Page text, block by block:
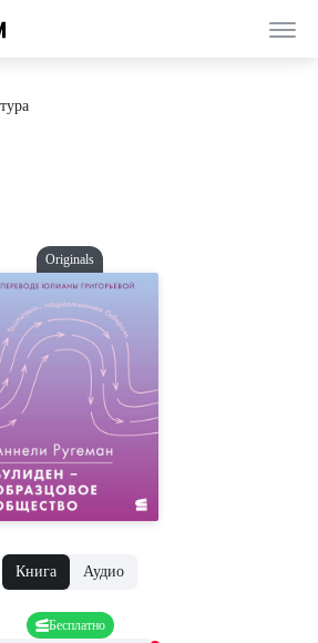
Книга Аудио
Бесплатно
Originals